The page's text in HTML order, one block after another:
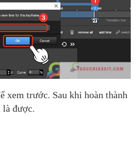
xem trước. Sau khi hoàn thành
là được.